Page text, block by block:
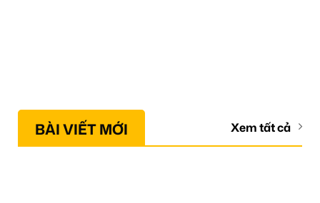
BÀI VIẾT MỚI Xem tất cả